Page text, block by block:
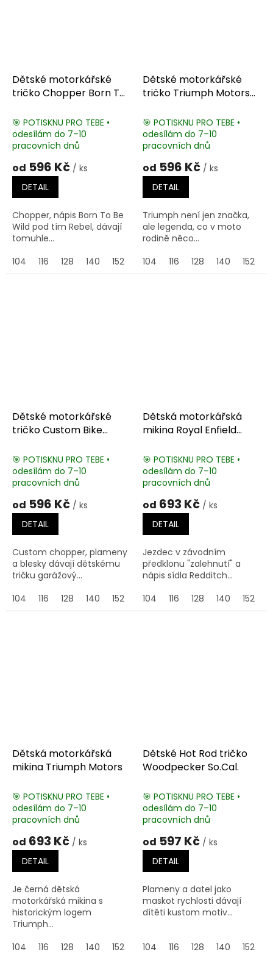
Dětské motorkářské
tričko Chopper Born To
🎯 POTISKNU PRO TEBE •
odesílám do 7–10
pracovních dnů
od 596 Kč / ks
DETAIL
Chopper, nápis Born To Be
Wild pod tím Rebel, dávají
tomuhle...
104
116 128 140 152 164
Dětské motorkářské
tričko Triumph Motors
🎯 POTISKNU PRO TEBE •
odesílám do 7–10
pracovních dnů
od 596 Kč / ks
DETAIL
Triumph není jen značka,
ale legenda, co v moto
rodině něco...
104
116 128 140 152
Dětské motorkářské
tričko Custom Bike
🎯 POTISKNU PRO TEBE •
odesílám do 7–10
pracovních dnů
od 596 Kč / ks
DETAIL
Custom chopper, plameny
a blesky dávají dětskému
tričku garážový...
104
116 128 140 152 164
Dětská motorkářská
mikina Royal Enfield
🎯 POTISKNU PRO TEBE •
odesílám do 7–10
pracovních dnů
od 693 Kč / ks
DETAIL
Jezdec v závodním
předklonu "zalehnutí" a
nápis sídla Redditch...
104
116 128 140 152
Dětská motorkářská
mikina Triumph Motors
🎯 POTISKNU PRO TEBE •
odesílám do 7–10
pracovních dnů
od 693 Kč / ks
DETAIL
Je černá dětská
motorkářská mikina s
historickým logem
Triumph...
104
116 128 140 152 164
Dětské Hot Rod tričko
Woodpecker So.Cal.
🎯 POTISKNU PRO TEBE •
odesílám do 7–10
pracovních dnů
od 597 Kč / ks
DETAIL
Plameny a datel jako
maskot rychlosti dávají
dítěti kustom motiv...
104 116 128 140 152